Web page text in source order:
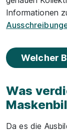
Informationen
Welcher
Was
Da es die